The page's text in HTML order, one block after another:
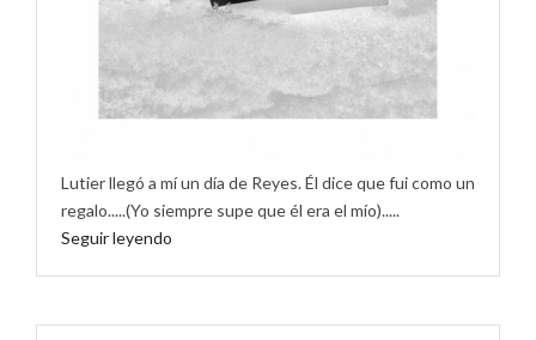
Lutier llegó a mí un día de Reyes. Él dice que fui como un
regalo.....(Yo siempre supe que él era el mío).....
Seguir leyendo